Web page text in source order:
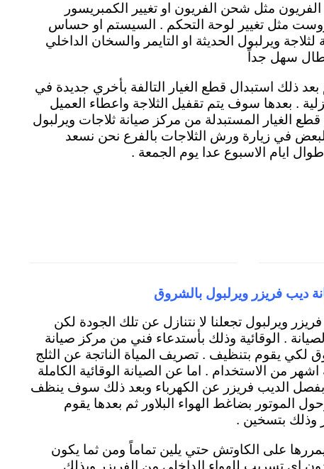
الفريون مثل شحن الفريون او تغيير الكمبريسور
مثل تغيير لوحة التحكم . السيستم او حساس
لثلاجة ويرلبول الحديثة او التايمر والسخان الداخلي
سهل جداً
ذلك استبدال قطع الغيار التالفة بأخري جديدة في
منزلية . بعدها سوف يتم تقفيل الثلاجة واعطاء العميل
الغيار المستبدلة من مركز صيانة ثلاجات ويرلبول
في زيارة ورش الثلاجات بالفرع نحن نسعد
ايام الاسبوع عدا يوم الجمعة .
ديب فريزر ويرلبول بالشروق
فريزر ويرلبول تجعلنا لا نتنازل عن تلك الجودة لكن
. الوقائية وذلك بأستدعاء فني من مركز صيانة
لكي يقوم بتنظيف . تصريف المياة الناتجة عن الثلج
من الاستخدام . اما عن الصيانة الوقائية الكاملة
بفصل الديب فريزر عن الكهرباء وبعد ذلك سوف ينظف
الموتور بضاغط الهواء البلاور ثم بعدها يقوم
وذلك بتسخين .
ويمررها على الكاوتش حتي يلين تماماً ومن ثما يكون
اي تسريب للهواء الداخلي من الفريزر وبذلك